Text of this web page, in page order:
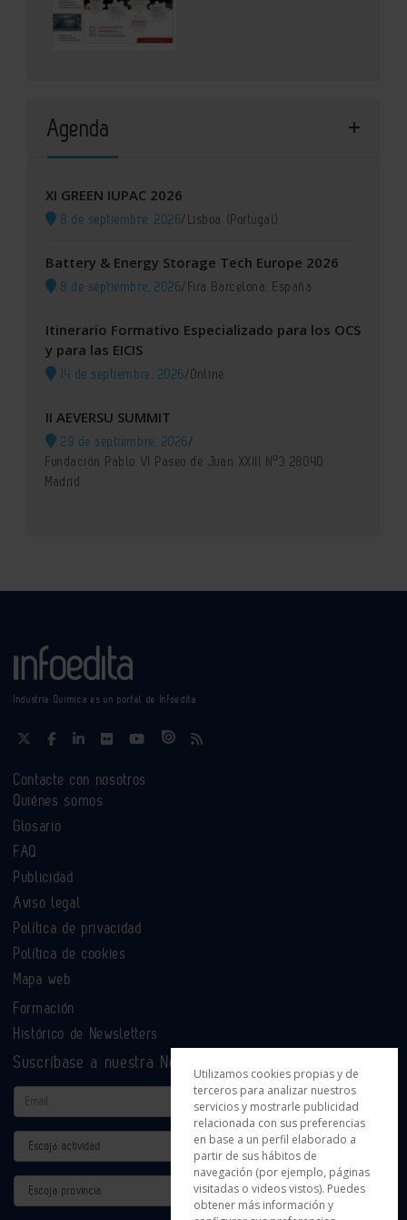
Agenda
XI GREEN IUPAC 2026
8 de septiembre, 2026/Lisboa (Portugal)
Battery & Energy Storage Tech Europe 2026
8 de septiembre, 2026/Fira Barcelona, España
Itinerario Formativo Especializado para los OCS
y para las EICIS
14 de septiembre, 2026/Online
II AEVERSU SUMMIT
29 de septiembre, 2026/
Fundación Pablo VI Paseo de Juan XXIII Nº3 28040
Madrid
Industria Química es un portal de Infoedita
Contacte con nosotros
Quiénes somos
Glosario
FAQ
Publicidad
Aviso legal
Política de privacidad
Política de cookies
Mapa web
Formación
Histórico de Newsletters
Suscríbase a nuestra Newsletter
Email
Actividad
Provincia
Utilizamos cookies propias y de
terceros para analizar nuestros
servicios y mostrarle publicidad
relacionada con sus preferencias
en base a un perfil elaborado a
partir de sus hábitos de
navegación (por ejemplo, páginas
visitadas o videos vistos). Puedes
obtener más información y